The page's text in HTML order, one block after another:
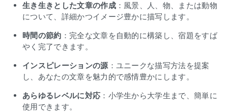
生き生きとした文章の作成：風景、人、物、または動物
について、詳細かつイメージ豊かに描写します。
時間の節約 ：完全な文章を自動的に構築し、宿題をすば
やく完了できます。
インスピレーションの源：ユニークな描写方法を提案
し、あなたの文章を魅力的で感情豊かにします。
あらゆるレベルに対応 ：小学生から大学生まで、簡単に
使用できます。